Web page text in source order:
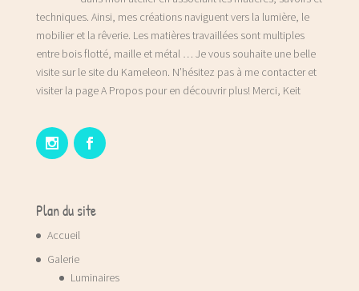
techniques. Ainsi, mes créations naviguent vers la lumière, le
mobilier et la rêverie. Les matières travaillées sont multiples
entre bois flotté, maille et métal … Je vous souhaite une belle
visite sur le site du Kameleon. N’hésitez pas à me contacter et
visiter la page A Propos pour en découvrir plus! Merci, Keit
Plan du site
Accueil
Galerie
Luminaires